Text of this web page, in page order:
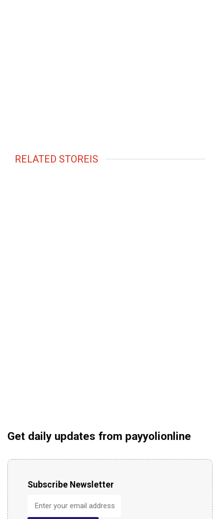
RELATED STOREIS
Get daily updates from payyolionline
Subscribe Newsletter